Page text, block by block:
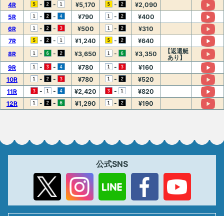
4R
- - ¥5,170 -
¥2,090
5R
- - ¥790 -
¥400
6R
- - ¥500 -
¥310
7R
- - ¥1,240 -
¥640
8R
- - ¥3,650 - ¥3,350
【返還艇
あり】
9R
- - ¥780 -
¥160
10R
- - ¥780 -
¥520
11R
- - ¥2,420 -
¥820
12R
- - ¥1,290 - ¥190
公式SNS